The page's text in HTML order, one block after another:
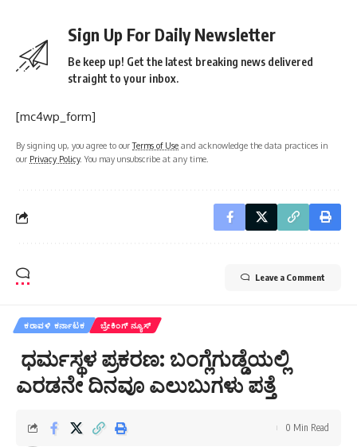
Sign Up For Daily Newsletter
Be keep up! Get the latest breaking news delivered
straight to your inbox.
[mc4wp_form]
By signing up, you agree to ourTerms of Use and acknowledge the data practices in
our Privacy Policy. You may unsubscribe at any time.
Leave a Comment
ಕರಾವಳಿ ಕರ್ನಾಟಕ ಬ್ರೇಕಿಂಗ್ ನ್ಯೂಸ್
ಧರ್ಮಸ್ಥಳ ಪ್ರಕರಣ: ಬಂಗ್ಲೆಗುಡ್ಡೆಯಲ್ಲಿ
ಎರಡನೇ ದಿನವೂ ಎಲುಬುಗಳು ಪತ್ತೆ
0 Min Read